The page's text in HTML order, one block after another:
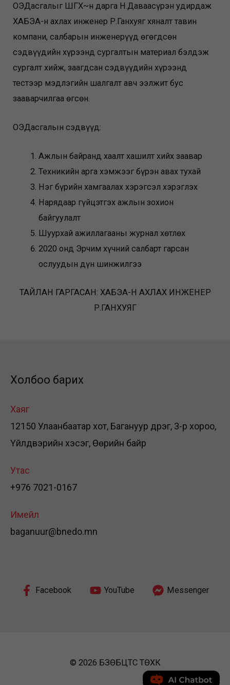
ОЭДасгалыг ШҮГХ~н дарга Н.Даваасүрэн удирдаж
ХАБЭА-н ахлах инженер Р.Ганхуяг хяналт тавин
компани, салбарын инженерүүд өгөгдсөн
сэдвүүдийн хүрээнд сургалтын материал бэлдэж
сургалт хийж, заагдсан сэдвүүдийн хүрээнд
тестээр мэдлэгийн шалгалт авч ээлжит бус
зааварчилгаа өгсөн.
ОЭДасгалын сэдвүүд:
Ажлын байранд хаалт хашилт хийх заавар
Техникийн арга хэмжээг бүрэн авах тухай
Нэг бүрийн хамгаалах хэрэгсэл хэрэглэх
Нарядаар гүйцэтгэх ажлын зохион
байгуулалт
Шуурхай ажиллагааны журнал хөтлөх
2020 онд Эрчим хүчний салбарт гарсан
ослуудын дүн шинжилгээ
ТАЙЛАН ГАРГАСАН: ХАБЭА-Н АХЛАХ ИНЖЕНЕР
Р.ГАНХУЯГ
Холбоо барих
Хаяг
12150 Улаанбаатар хот, Багануур дүүрэг, 3-р хороо,
Үйлдвэрийн хэсэг, Өөрийн байр
Утас
+976 7021-0167
Имейл
baganuur@bnedo.mn
Facebook YouTube Messenger
© 2026 БЗӨБЦТС ТӨХК